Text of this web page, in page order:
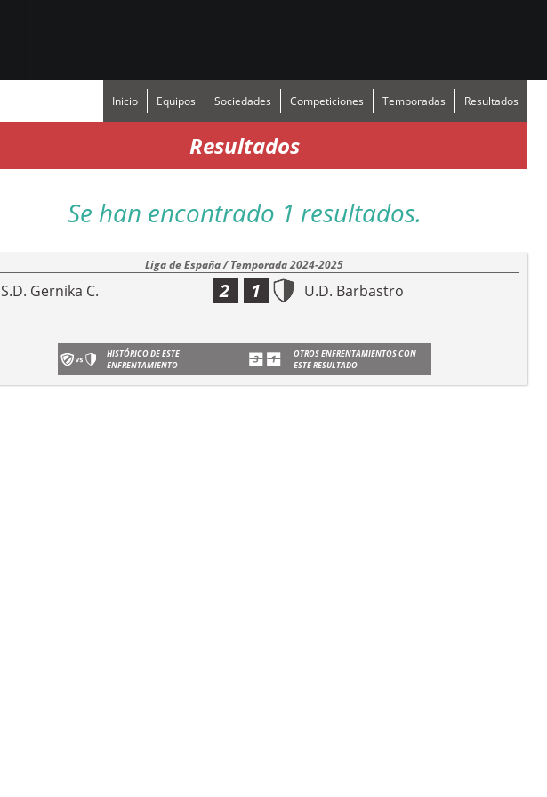
Inicio Equipos Sociedades Competiciones Temporadas Resultados
Resultados
Se han encontrado 1 resultados.
Liga de España / Temporada 2024-2025
S.D. Gernika C. 2 U.D. Barbastro
1
HISTÓRICO DE ESTE
ENFRENTAMIENTO
OTROS ENFRENTAMIENTOS CON
ESTE RESULTADO